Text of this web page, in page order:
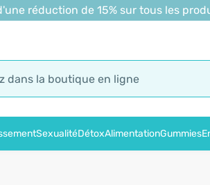
réduction de 15% sur tous les
SexualitéDétoxAlimentationGummies